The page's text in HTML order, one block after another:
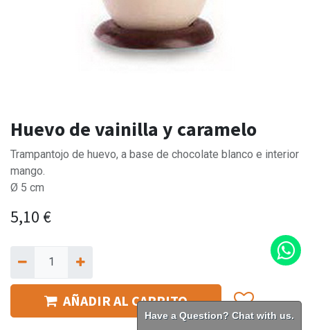
Huevo de vainilla y caramelo
Trampantojo de huevo, a base de chocolate blanco e interior
mango.
Ø 5 cm
5,10 €
AÑADIR AL CARRITO
Have a Question? Chat with us.